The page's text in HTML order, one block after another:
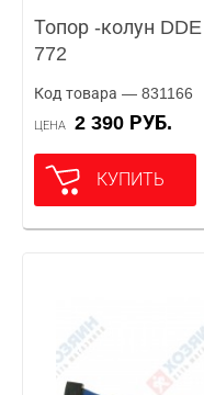
Топор -колун
772
Код товара — 831166
ЦЕНА 2 390 РУБ.
КУПИТЬ